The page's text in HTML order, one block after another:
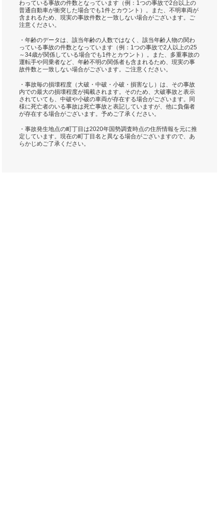
わっている事故の件数となっています（例：1つの事故で2台以上の
普通自動車が衝突した場合でも1件とカウント）。また、不明車両が
含まれるため、現実の事故件数と一致しない場合がございます。ご
注意ください。
・年齢のデータは、該当年齢の人数ではなく、該当年齢人物の関わ
っている事故の件数となっています（例：1つの事故で2人以上の25
～34歳が関係している場合でも1件とカウント）。また、多重事故の
運転手や同乗者など、年齢不明の関係者も含まれるため、現実の事
故件数と一致しない場合がございます。ご注意ください。
・事故毎の損壊程度（大破・中破・小破・損害なし）は、その事故
内での最大の損壊程度が掲載されます。そのため、大破事故と表示
されていても、中破や小破の車両が存在する場合がございます。同
様に死亡者のいる事故は死亡事故と表記していますが、他に負傷者
が存在する場合がございます。予めご了承ください。
・事故発生地点の町丁目は2020年国勢調査時点の住所情報を元に推
定しています。現在の町丁目名と異なる場合がございますので、あ
らかじめご了承ください。